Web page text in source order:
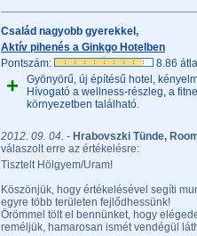
Család nagyobb gyerekkel,
Aktív pihenés a Ginkgo Hotelben
Pontszám:
8.86
+
Gyönyörű, új építésű hotel,
Hívogató a wellness-részleg, a
környezetben található.
2012. 09. 04. - Hrabovszki Tünde,
válaszolt erre az értékelésre:
Tisztelt Hölgyem/Uram!
Köszönjük, hogy értékelésével segíti
egyre több területen fejlődhessünk!
Örömmel tölt el bennünket, hogy
reméljük, hamarosan ismét vendégül